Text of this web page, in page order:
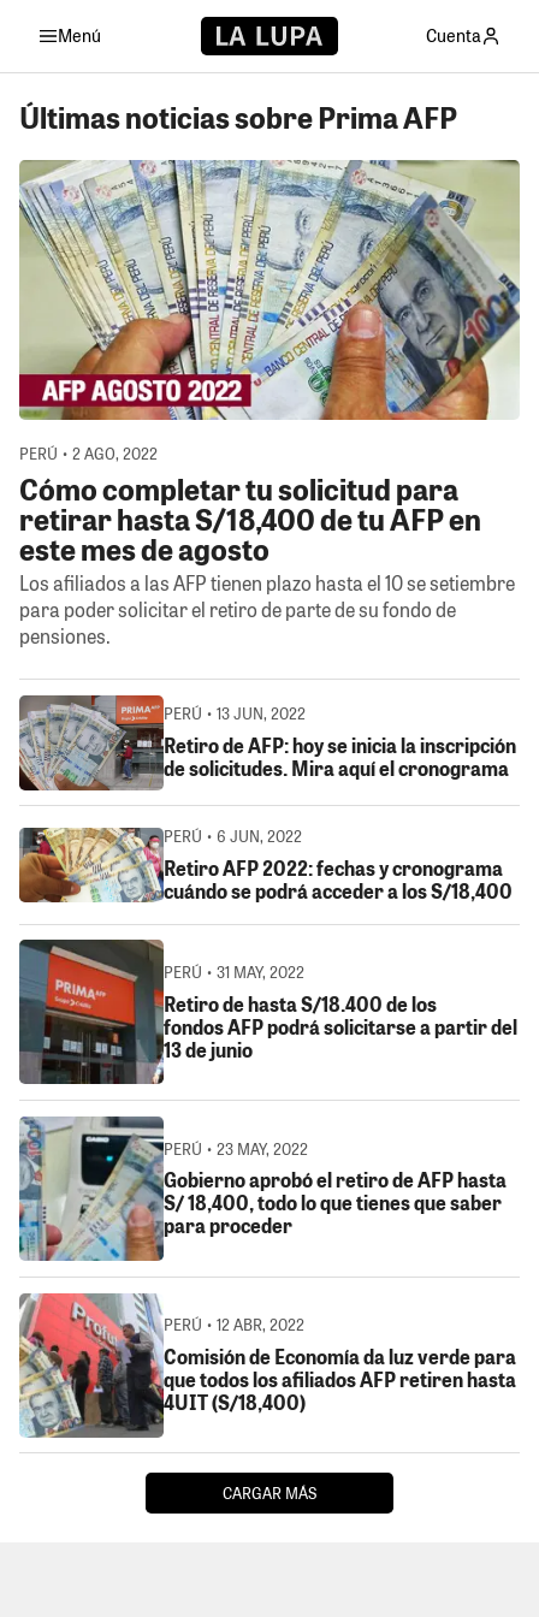
Menú Cuenta
Últimas noticias sobre Prima AFP
PERÚ • 2 AGO, 2022
Cómo completar tu solicitud para
retirar hasta S/18,400 de tu AFP en
este mes de agosto
Los afiliados a las AFP tienen plazo hasta el 10 se setiembre
para poder solicitar el retiro de parte de su fondo de
pensiones.
PERÚ • 13 JUN, 2022
Retiro de AFP: hoy se inicia la inscripción
de solicitudes. Mira aquí el cronograma
PERÚ • 6 JUN, 2022
Retiro AFP 2022: fechas y cronograma
cuándo se podrá acceder a los S/18,400
PERÚ • 31 MAY, 2022
Retiro de hasta S/18.400 de los
fondos AFP podrá solicitarse a partir del
13 de junio
PERÚ • 23 MAY, 2022
Gobierno aprobó el retiro de AFP hasta
S/ 18,400, todo lo que tienes que saber
para proceder
PERÚ • 12 ABR, 2022
Comisión de Economía da luz verde para
que todos los afiliados AFP retiren hasta
4UIT (S/18,400)
CARGAR MÁS